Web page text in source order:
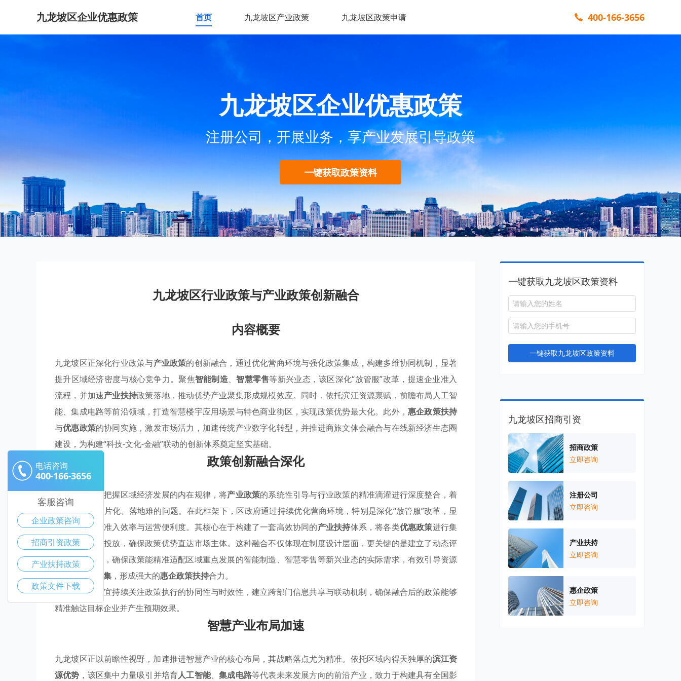
九龙坡区企业优惠政策 首页 九龙坡区产业政策 九龙坡区政策申请 400-166-3656
九龙坡区企业优惠政策
注册公司，开展业务，享产业发展引导政策
一键获取政策资料
九龙坡区行业政策与产业政策创新融合
内容概要
九龙坡区正深化行业政策与产业政策的创新融合，通过优化营商环境与强化政策集成，构建多维协同机制，显著
提升区域经济密度与核心竞争力。聚焦智能制造、智慧零售等新兴业态，该区深化“放管服”改革，提速企业准入
流程，并加速产业扶持政策落地，推动优势产业聚集形成规模效应。同时，依托滨江资源禀赋，前瞻布局人工智
能、集成电路等前沿领域，打造智慧楼宇应用场景与特色商业街区，实现政策优势最大化。此外， 惠企政策扶持
与优惠政策的协同实施，激发市场活力，加速传统产业数字化转型，并推进商旅文体会融合与在线新经济生态圈
建设，为构建“科技-文化-金融”联动的创新体系奠定坚实基础。
政策创新融合深化
九龙坡区深刻把握区域经济发展的内在规律，将产业政策的系统性引导与行业政策的精准滴灌进行深度整合，着
力破解政策碎片化、落地难的问题。在此框架下，区政府通过持续优化营商环境，特别是深化“放管服”改革，显
著提升了企业准入效率与运营便利度。其核心在于构建了一套高效协同的产业扶持体系，将各类优惠政策进行集
成创新与定向投放，确保政策优势直达市场主体。这种融合不仅体现在制度设计层面，更关键的是建立了动态评
估与反馈机制，确保政策能精准适配区域重点发展的智能制造、智慧零售等新兴业态的实际需求，有效引导资源
向优势产业聚集 ，形成强大的惠企政策扶持合力。
政策制定部门宜持续关注政策执行的协同性与时效性，建立跨部门信息共享与联动机制，确保融合后的政策能够
精准触达目标企业并产生预期效果。
智慧产业布局加速
九龙坡区正以前瞻性视野，加速推进智慧产业的核心布局，其战略落点尤为精准。依托区域内得天独厚的滨江资
源优势 ，该区集中力量吸引并培育人工智能、集成电路等代表未来发展方向的前沿产业，致力于构建具有全国影
一键获取九龙坡区政策资料
一键获取九龙坡区政策资料
九龙坡区招商引资
招商政策
立即咨询
注册公司
立即咨询
产业扶持
立即咨询
惠企政策
立即咨询
电话咨询
400-166-3656
客服咨询
企业政策咨询
招商引资政策
产业扶持政策
政策文件下载